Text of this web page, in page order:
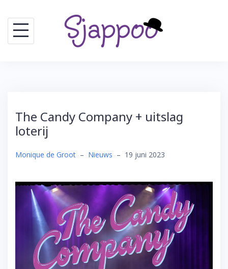
content
The Candy Company + uitslag
loterij
Monique de Groot – Nieuws – 19 juni 2023